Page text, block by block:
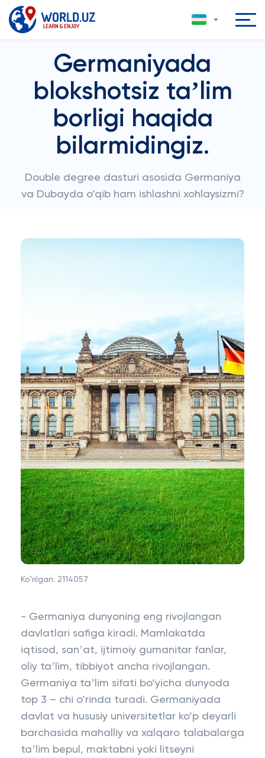
Germaniyada
blokshotsiz taʼlim
borligi haqida
bilarmidingiz.
Double degree dasturi asosida Germaniya
va Dubayda o‘qib ham ishlashni xohlaysizmi?
Ko'rilgan: 2114057
- Germaniya dunyoning eng rivojlangan
davlatlari safiga kiradi. Mamlakatda
iqtisod, sanʼat, ijtimoiy gumanitar fanlar,
oliy taʼlim, tibbiyot ancha rivojlangan.
Germaniya taʼlim sifati bo‘yicha dunyoda
top 3 – chi o‘rinda turadi. Germaniyada
davlat va hususiy universitetlar ko‘p deyarli
barchasida mahalliy va xalqaro talabalarga
taʼlim bepul, maktabni yoki litseyni